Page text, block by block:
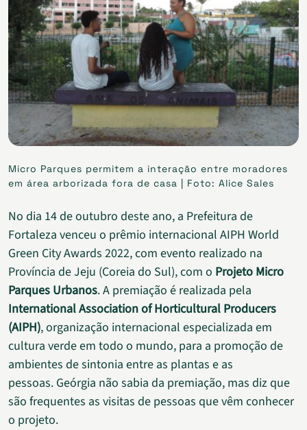
Micro Parques permitem a interação entre moradores
em área arborizada fora de casa | Foto: Alice Sales
No dia 14 de outubro deste ano, a Prefeitura de
Fortaleza venceu o prêmio internacional AIPH World
Green City Awards 2022, com evento realizado na
Província de Jeju (Coreia do Sul), com o Projeto Micro
Parques Urbanos. A premiação é realizada pela
International Association of Horticultural Producers
(AIPH), organização internacional especializada em
cultura verde em todo o mundo, para a promoção de
ambientes de sintonia entre as plantas e as
pessoas. Geórgia não sabia da premiação, mas diz que
são frequentes as visitas de pessoas que vêm conhecer
o projeto.